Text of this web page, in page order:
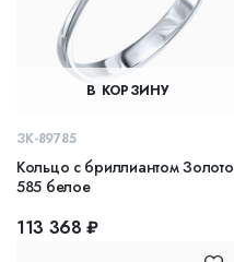
В КОРЗИНУ
ЗК-89785
Кольцо с бриллиантом Золото
585 белое
113 368 ₽